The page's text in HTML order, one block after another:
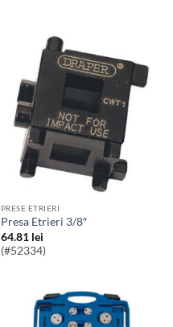
PRESE ETRIERI
Presa Etrieri 3/8″
64.81 lei
(#52334)